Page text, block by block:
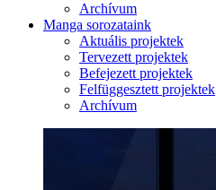
Archívum
Manga sorozataink
Aktuális projektek
Tervezett projektek
Befejezett projektek
Felfüggesztett projektek
Archívum